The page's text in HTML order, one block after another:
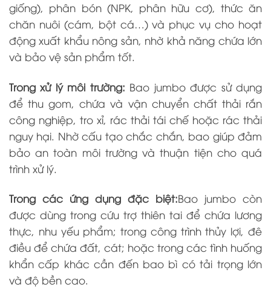
giống), phân bón (NPK, phân hữu cơ), thức ăn
chăn nuôi (cám, bột cá…) và phục vụ cho hoạt
động xuất khẩu nông sản, nhờ khả năng chứa lớn
và bảo vệ sản phẩm tốt.
Trong xử lý môi trường: Bao jumbo được sử dụng
để thu gom, chứa và vận chuyển chất thải rắn
công nghiệp, tro xỉ, rác thải tái chế hoặc rác thải
nguy hại. Nhờ cấu tạo chắc chắn, bao giúp đảm
bảo an toàn môi trường và thuận tiện cho quá
trình xử lý.
Trong các ứng dụng đặc biệt:Bao jumbo còn
được dùng trong cứu trợ thiên tai để chứa lương
thực, nhu yếu phẩm; trong công trình thủy lợi, đê
điều để chứa đất, cát; hoặc trong các tình huống
khẩn cấp khác cần đến bao bì có tải trọng lớn
và độ bền cao.